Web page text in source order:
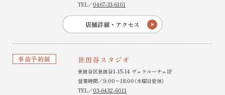
TEL／0467-33-6101
店舗詳細・アクセス
事前予約制 世田谷スタジオ
世田谷区世田谷1-15-14 ヴェラルーチェ1F
営業時間／9:00〜18:00（水曜日定休）
TEL／03-6432-6011